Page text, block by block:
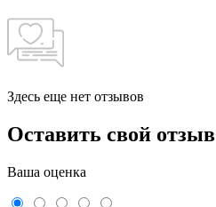
Здесь еще нет отзывов
Оставить свой отзыв
Ваша оценка